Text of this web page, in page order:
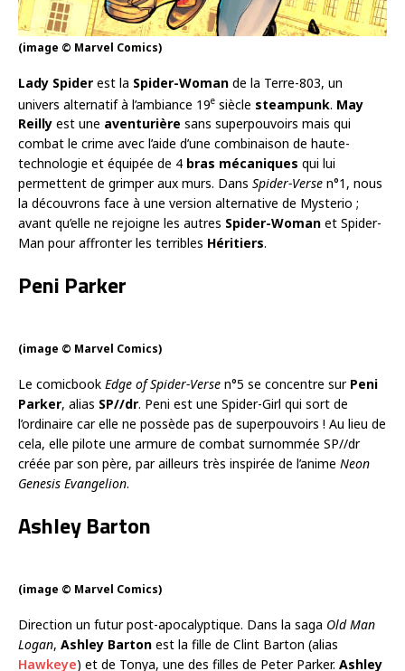
(image © Marvel Comics)
Lady Spider est la Spider-Woman de la Terre-803, un
univers alternatif à l’ambiance 19e siècle steampunk. May
Reilly est une aventurière sans superpouvoirs mais qui
combat le crime avec l’aide d’une combinaison de haute-
technologie et équipée de 4 bras mécaniques qui lui
permettent de grimper aux murs. Dans Spider-Verse n°1, nous
la découvrons face à une version alternative de Mysterio ;
avant qu’elle ne rejoigne les autres Spider-Woman et Spider-
Man pour affronter les terribles Héritiers.
Peni Parker
(image © Marvel Comics)
Le comicbook Edge of Spider-Verse n°5 se concentre sur Peni
Parker, alias SP//dr. Peni est une Spider-Girl qui sort de
l’ordinaire car elle ne possède pas de superpouvoirs ! Au lieu de
cela, elle pilote une armure de combat surnommée SP//dr
créée par son père, par ailleurs très inspirée de l’anime Neon
Genesis Evangelion.
Ashley Barton
(image © Marvel Comics)
Direction un futur post-apocalyptique. Dans la saga Old Man
Logan, Ashley Barton est la fille de Clint Barton (alias
Hawkeye) et de Tonya, une des filles de Peter Parker. Ashley